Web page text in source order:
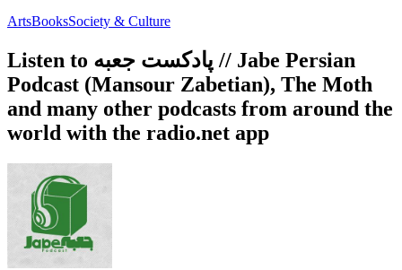
ArtsBooksSociety & Culture
Listen to پادکست جعبه // Jabe Persian
Podcast (Mansour Zabetian), The Moth
and many other podcasts from around the
world with the radio.net app